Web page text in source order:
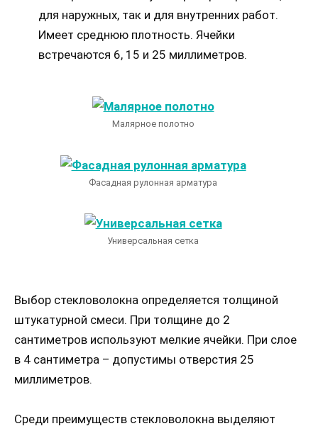
для наружных, так и для внутренних работ.
Имеет среднюю плотность. Ячейки
встречаются 6, 15 и 25 миллиметров.
Малярное полотно
Фасадная рулонная арматура
Универсальная сетка
Выбор стекловолокна определяется толщиной
штукатурной смеси. При толщине до 2
сантиметров используют мелкие ячейки. При слое
в 4 сантиметра – допустимы отверстия 25
миллиметров.
Среди преимуществ стекловолокна выделяют